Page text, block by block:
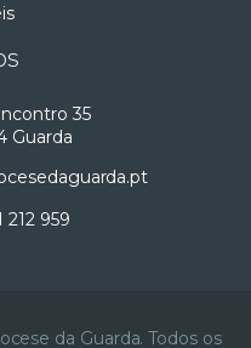
35
Guarda
212 959
da Guarda. Todos os